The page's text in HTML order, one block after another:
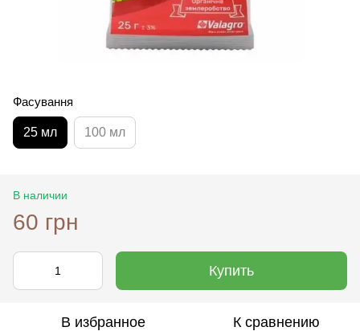
Фасування
25 мл 100 мл
В наличии
60 грн
Купить
В избранное К сравнению